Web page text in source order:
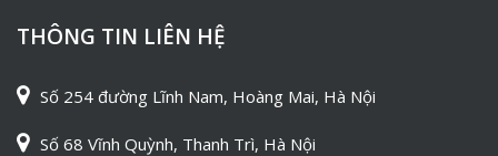
THÔNG TIN LIÊN HỆ
Số 254 đường Lĩnh Nam, Hoàng Mai, Hà Nội
Số 68 Vĩnh Quỳnh, Thanh Trì, Hà Nội